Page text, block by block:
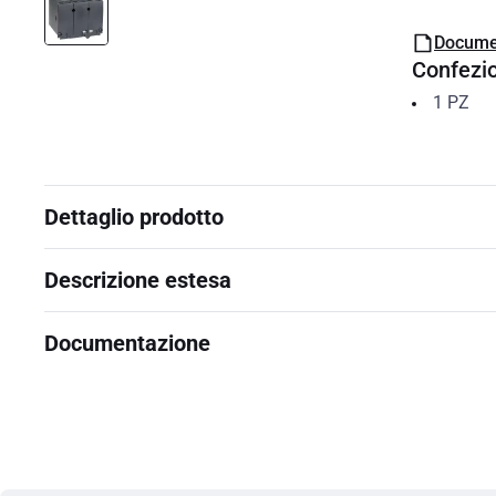
1 PZ
Dettaglio prodotto
Descrizione estesa
Documentazione